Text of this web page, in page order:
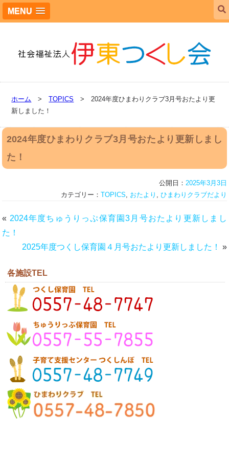
MENU
ホーム >TOPICS > 2024年度ひまわりクラブ3月号おたより更
新しました！
2024年度ひまわりクラブ3月号おたより更新しまし
た！
公開日： 2025年3月3日
カテゴリー： TOPICS, おたより , ひまわりクラブだより
« 2024年度ちゅうりっぷ保育園3月号おたより更新しまし
た！
2025年度つくし保育園４月号おたより更新しました！
»
各施設TEL